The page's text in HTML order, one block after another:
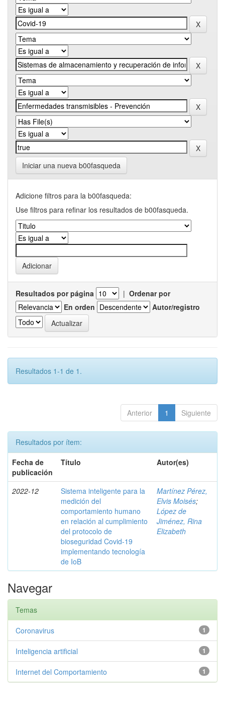
Iniciar una nueva b00fasqueda
Adicione filtros para la b00fasqueda:
Use filtros para refinar los resultados de b00fasqueda.
Resultados por página | Ordenar por
En orden
Autor/registro
Resultados 1-1 de 1.
Anterior 1 Siguiente
Resultados por ítem:
Fecha de
publicación
Título Autor(es)
2022-12
Sistema inteligente para la
medición del
comportamiento humano
en relación al cumplimiento
del protocolo de
bioseguridad Covid-19
implementando tecnología
de IoB
Martínez Pérez,
Elvis Moisés;
López de
Jiménez, Rina
Elizabeth
Navegar
Temas
1
Coronavirus
1
Inteligencia artificial
1
Internet del Comportamiento